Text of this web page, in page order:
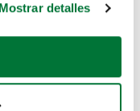
geográfica
Mostrar detalles